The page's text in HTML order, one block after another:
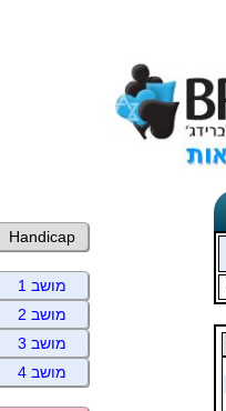
Handicap
מושב 1
מושב 2
מושב 3
מושב 4